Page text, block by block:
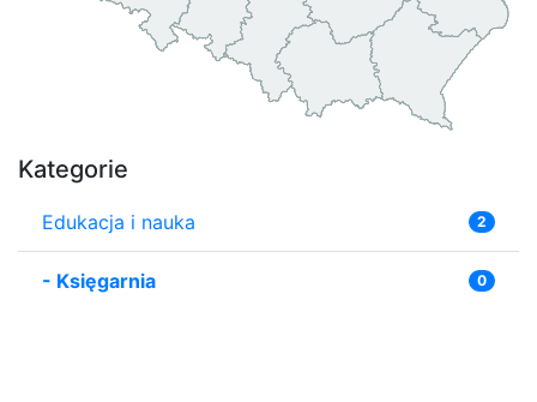
Kategorie
Edukacja i nauka 2
- Księgarnia 0